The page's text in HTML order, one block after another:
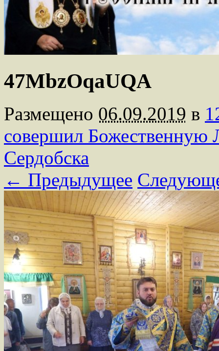
47MbzOqaUQA
Размещено 06.09.2019 в
совершил Божественную
Сердобска
← Предыдущее